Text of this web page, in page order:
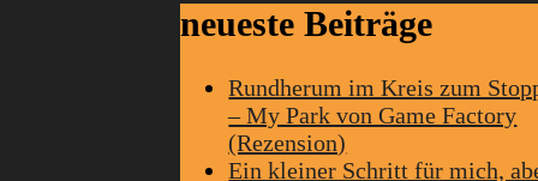
neueste Beiträge
Rundherum im Kreis zum
– My Park von Game Factory
(Rezension)
Ein kleiner Schritt für mich,